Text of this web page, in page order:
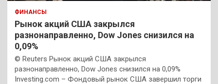
ФИНАНСЫ
Рынок акций США закрылся
разнонаправленно, Dow Jones снизился на
0,09%
© Reuters Рынок акций США закрылся
разнонаправленно, Dow Jones снизился на 0,09%
Investing.com – Фондовый рынок США завершил торги